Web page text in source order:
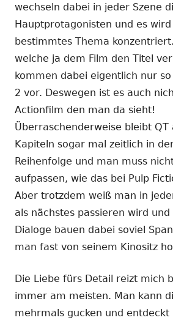
wechseln dabei in jeder Szene
Hauptprotagonisten und es
bestimmtes Thema
welche ja dem Film den Titel
kommen dabei eigentlich nur
2 vor. Deswegen ist es auch
Actionfilm den man da sieht!
Überraschenderweise bleibt QT
Kapiteln sogar mal zeitlich in
Reihenfolge und man muss
aufpassen, wie das bei Pulp
Aber trotzdem weiß man in
als nächstes passieren wird
Dialoge bauen dabei soviel
man fast von seinem Kinositz
Die Liebe fürs Detail reizt mich
immer am meisten. Man kann
mehrmals gucken und